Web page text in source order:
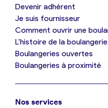
Je découvre France
Mes tarifs
Devenir adhérent
Je suis fournisseur
Comment ouvrir une
L’histoire de la boulangerie
Boulangeries ouvertes
Boulangeries à proximité
Nos services